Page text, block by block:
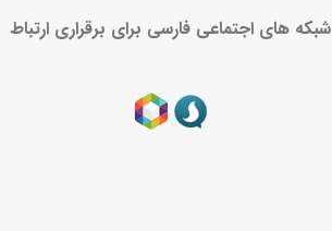
شبکه های اجتماعی فارسی برای برقراری ارتباط